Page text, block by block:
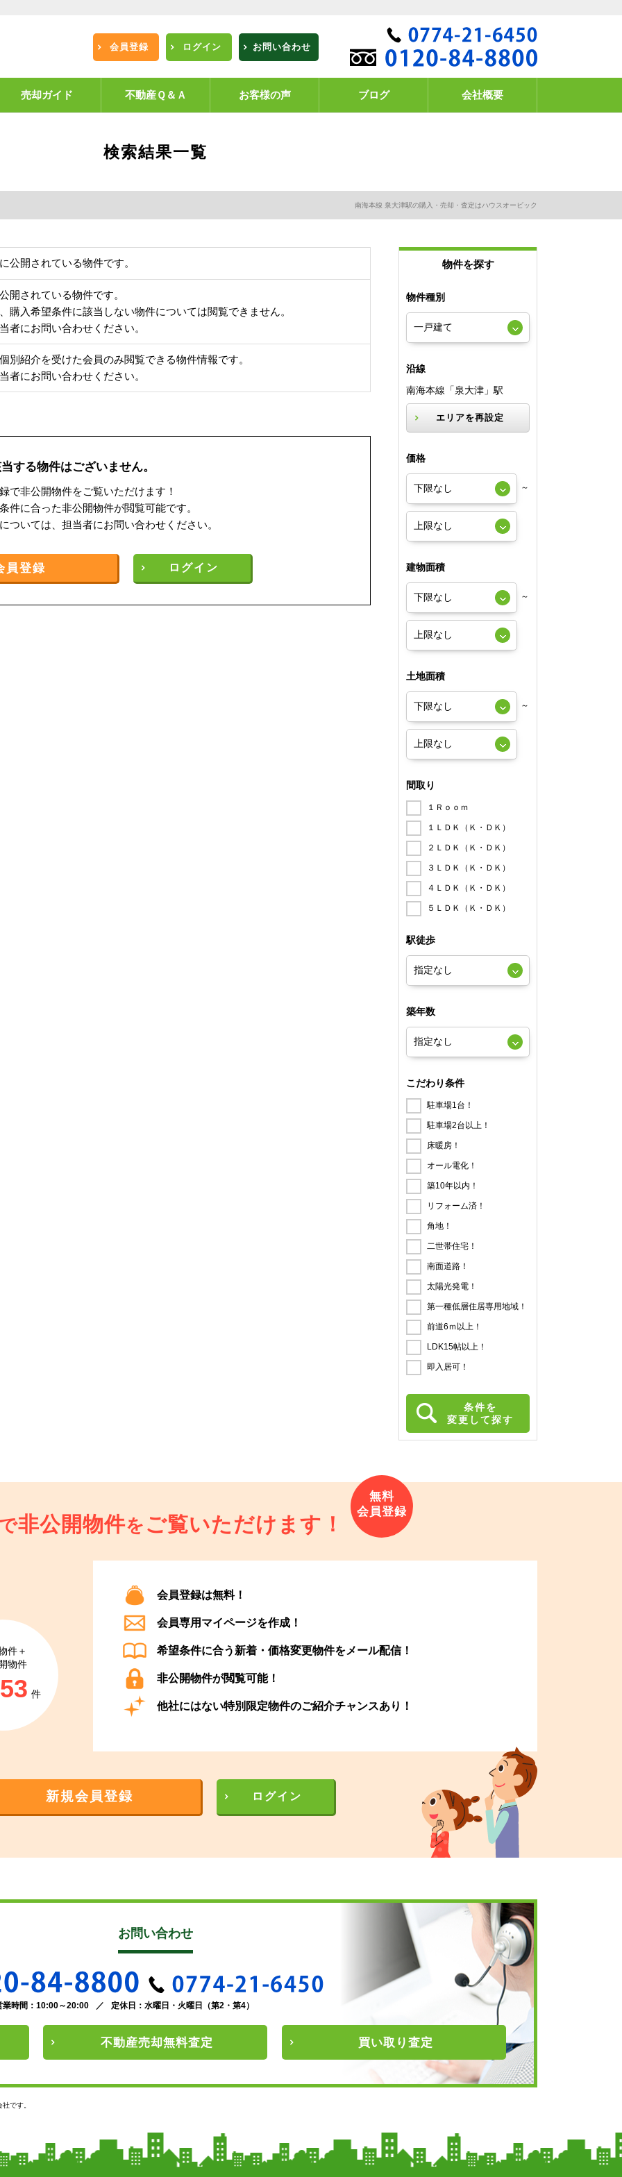
会員登録 ログイン お問い合わせ
売却ガイド 不動産Ｑ＆Ａ お客様の声 ブログ 会社概要
検索結果一覧
南海本線 泉大津駅の購入・売却・査定はハウスオービック
公開されている物件です。
開されている物件です。
購入希望条件に該当しない物件については閲覧できません。
者にお問い合わせください。
別紹介を受けた会員のみ閲覧できる物件情報です。
者にお問い合わせください。
する物件はございません。
で非公開物件をご覧いただけます！
件に合った非公開物件が閲覧可能です。
ついては、担当者にお問い合わせください。
員登録 ログイン
物件を探す
物件種別
沿線
南海本線「泉大津」駅
エリアを再設定
価格
～
建物面積
～
土地面積
～
間取り
１Ｒｏｏｍ
１ＬＤＫ（Ｋ・ＤＫ）
２ＬＤＫ（Ｋ・ＤＫ）
３ＬＤＫ（Ｋ・ＤＫ）
４ＬＤＫ（Ｋ・ＤＫ）
５ＬＤＫ（Ｋ・ＤＫ）
駅徒歩
築年数
こだわり条件
駐車場1台！
駐車場2台以上！
床暖房！
オール電化！
築10年以内！
リフォーム済！
角地！
二世帯住宅！
南面道路！
太陽光発電！
第一種低層住居専用地域！
前道6ｍ以上！
LDK15帖以上！
即入居可！
条件を
変更して探す
非公開物件を ご覧いただけます！
件＋
物件
件
会員登録は無料！
会員専用マイページを作成！
希望条件に合う新着・価格変更物件をメール配信！
非公開物件が閲覧可能！
他社にはない特別限定物件のご紹介チャンスあり！
新規会員登録 ログイン
お問い合わせ
業時間：10:00～20:00 ／ 定休日：水曜日・火曜日（第2・第4）
不動産売却無料査定 買い取り 査定
です。